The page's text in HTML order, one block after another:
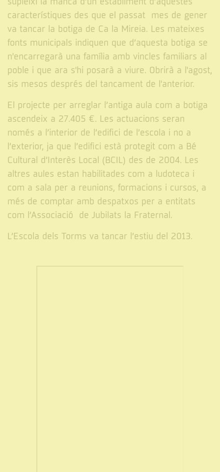
característiques des que el passat mes de gener
va tancar la botiga de Ca la Mireia. Les mateixes
fonts municipals indiquen que d’aquesta botiga se
n'encarregarà una família amb vincles familiars al
poble i que ara s'hi posarà a viure. Obrirà a l'agost,
sis mesos després del tancament de l'anterior.
El projecte per arreglar l’antiga aula com a botiga
ascendeix a 27.405 €. Les actuacions seran
només a l’interior de l’edifici de l’escola i no a
l’exterior, ja que l’edifici està protegit com a Bé
Cultural d’Interès Local (BCIL) des de 2004. Les
altres aules estan habilitades com a ludoteca i
com a sala per a reunions, formacions i cursos, a
més de comptar amb despatxos per a entitats
com l’Associació de Jubilats la Fraternal.
L’Escola dels Torms va tancar l’estiu del 2013.